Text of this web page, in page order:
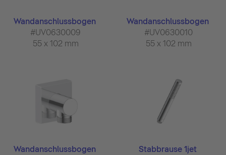
Wandanschlussbogen
#UV0630009
55 x 102 mm
Wandanschlussbogen
#UV0630010
55 x 102 mm
Wandanschlussbogen
Stabbrause 1jet